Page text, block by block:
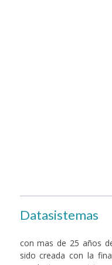
Datasistemas
con mas de 25 años
sido creada con la